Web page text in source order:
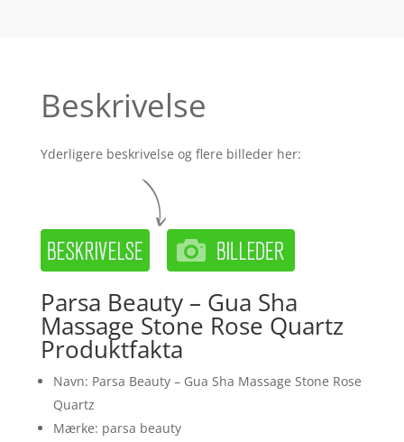
Beskrivelse
Yderligere beskrivelse og flere billeder her:
Parsa Beauty – Gua Sha
Massage Stone Rose Quartz
Produktfakta
Navn: Parsa Beauty – Gua Sha Massage Stone Rose
Quartz
Mærke: parsa beauty